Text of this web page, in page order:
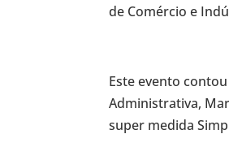
de Comércio e
Este evento
Administrativa,
super medida